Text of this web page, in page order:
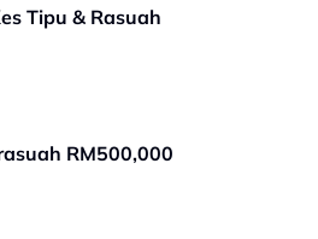
Tipu & Rasuah
RM500,000